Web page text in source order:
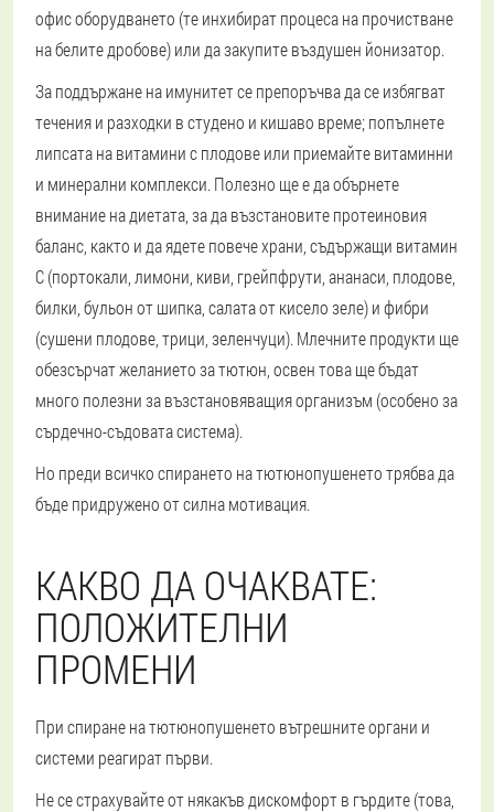
офис оборудването (те инхибират процеса на прочистване
на белите дробове) или да закупите въздушен йонизатор.
За поддържане на имунитет се препоръчва да се избягват
течения и разходки в студено и кишаво време; попълнете
липсата на витамини с плодове или приемайте витаминни
и минерални комплекси. Полезно ще е да обърнете
внимание на диетата, за да възстановите протеиновия
баланс, както и да ядете повече храни, съдържащи витамин
С (портокали, лимони, киви, грейпфрути, ананаси, плодове,
билки, бульон от шипка, салата от кисело зеле) и фибри
(сушени плодове, трици, зеленчуци). Млечните продукти ще
обезсърчат желанието за тютюн, освен това ще бъдат
много полезни за възстановяващия организъм (особено за
сърдечно-съдовата система).
Но преди всичко спирането на тютюнопушенето трябва да
бъде придружено от силна мотивация.
КАКВО ДА ОЧАКВАТЕ:
ПОЛОЖИТЕЛНИ
ПРОМЕНИ
При спиране на тютюнопушенето вътрешните органи и
системи реагират първи.
Не се страхувайте от някакъв дискомфорт в гърдите (това,